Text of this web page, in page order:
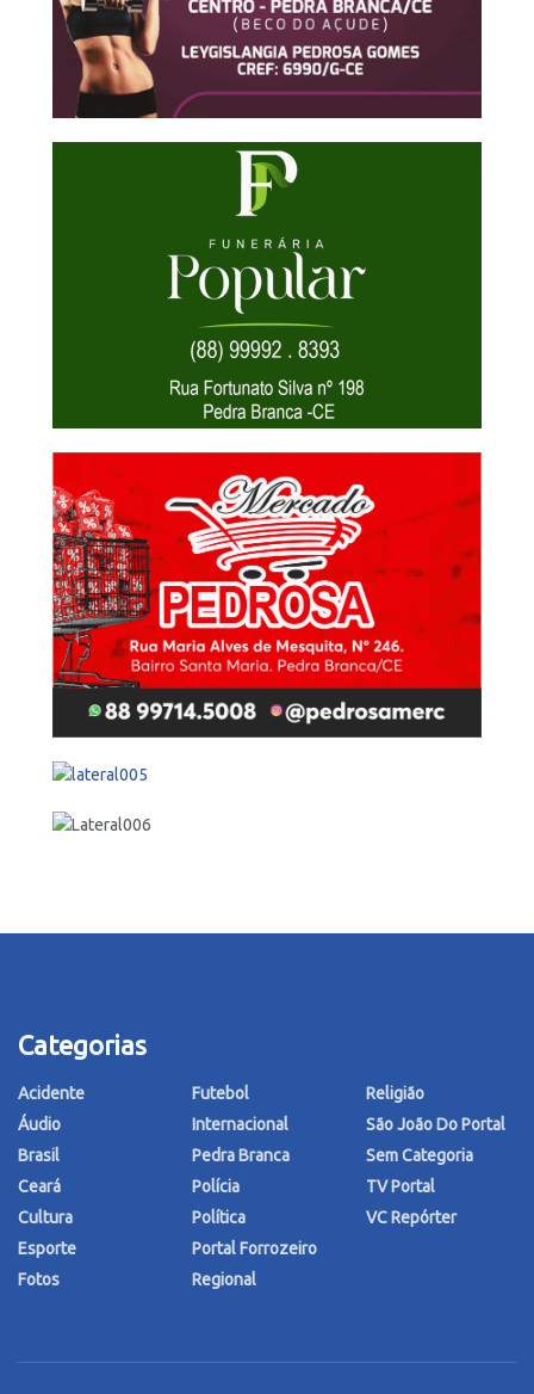
Categorias
Acidente
Áudio
Brasil
Ceará
Cultura
Esporte
Fotos
Futebol
Internacional
Pedra Branca
Polícia
Política
Portal Forrozeiro
Regional
Religião
São João Do Portal
Sem Categoria
TV Portal
VC Repórter